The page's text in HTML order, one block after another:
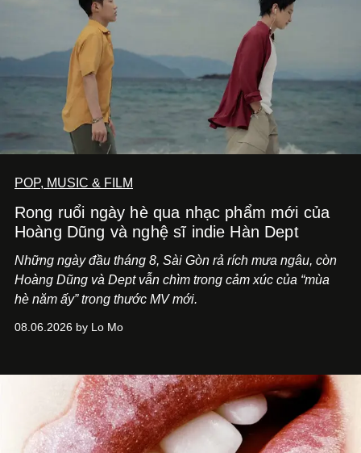
POP, MUSIC & FILM
Rong ruổi ngày hè qua nhạc phẩm mới của
Hoàng Dũng và nghệ sĩ indie Hàn Dept
Những ngày đầu tháng 8, Sài Gòn rả rích mưa ngâu, còn
Hoàng Dũng và Dept vẫn chìm trong cảm xúc của “mùa
hè năm ấy” trong thước MV mới.
08.06.2026 by Lo Mo